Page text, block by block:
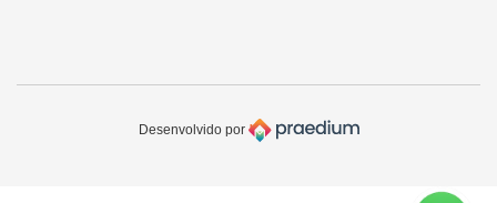
Desenvolvido por